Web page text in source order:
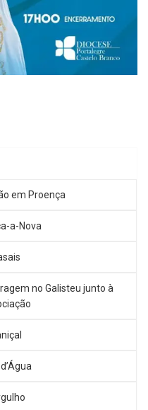
em Proença
a-Nova
no Galisteu junto à